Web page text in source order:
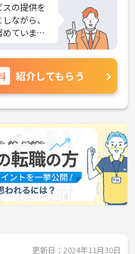
の提供を
ながら、
ていま
と評価され
ご利用者
ていただ
ど、さら
ご相談くだ
紹介してもらう
更新日：2024年11月30日